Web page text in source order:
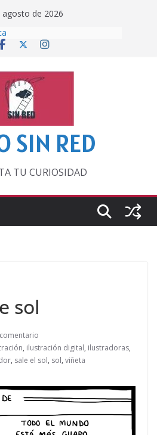
agosto de 2026
entonces…
infinita’ de recomendar
veraniegas
Mundial
SIN RED
TU CURIOSIDAD
sol
, ilustración digital, ilustradoras,
, sale el sol, sol, viñeta